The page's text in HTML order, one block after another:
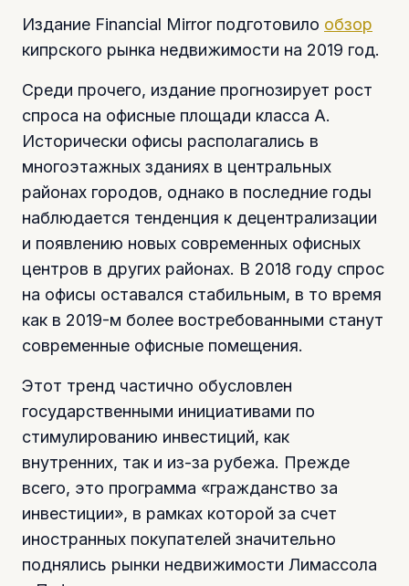
Издание Financial Mirror подготовило обзор
кипрского рынка недвижимости на 2019 год.
Среди прочего, издание прогнозирует рост
спроса на офисные площади класса А.
Исторически офисы располагались в
многоэтажных зданиях в центральных
районах городов, однако в последние годы
наблюдается тенденция к децентрализации
и появлению новых современных офисных
центров в других районах. В 2018 году спрос
на офисы оставался стабильным, в то время
как в 2019-м более востребованными станут
современные офисные помещения.
Этот тренд частично обусловлен
государственными инициативами по
стимулированию инвестиций, как
внутренних, так и из-за рубежа. Прежде
всего, это программа «гражданство за
инвестиции», в рамках которой за счет
иностранных покупателей значительно
поднялись рынки недвижимости Лимассола